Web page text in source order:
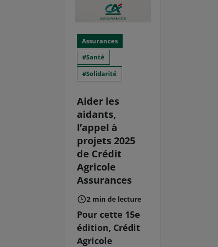
Assurances
Santé
Solidarité
Aider les
aidants,
l’appel à
projets 2025
de Crédit
Agricole
Assurances
2 min de lecture
Pour cette 15e
édition, Crédit
Agricole